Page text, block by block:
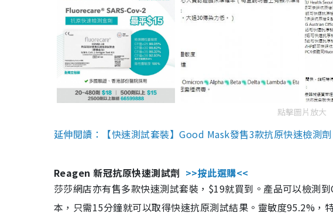
點擊圖片放大
延伸閱讀：【快速測試套裝】Good Mask發售3款抗原快速檢測
Reagen 新冠抗原快速測試劑 >>按此選購<<
莎莎網店亦有售多款快速測試套裝，$19就買到。產品可以檢測
本，只需15分鐘就可以取得快速抗原測試結果。靈敏度95.2%，